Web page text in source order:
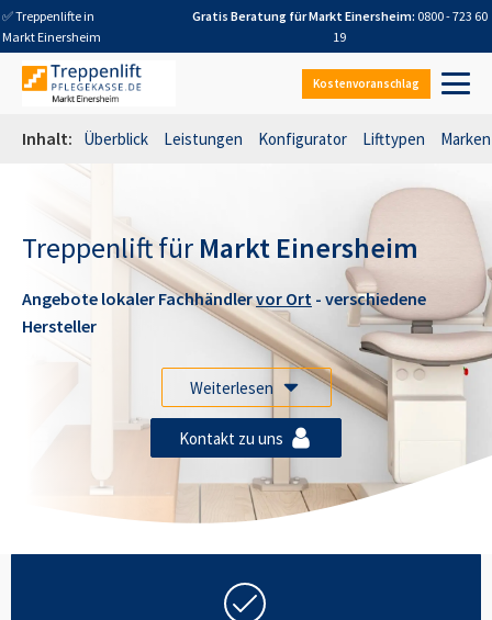
✅ Treppenlifte in
Markt Einersheim
Gratis Beratung fürMarkt Einersheim: 0800 - 723 60
19
Kostenvoranschlag
Inhalt: Überblick Leistungen Konfigurator Lifttypen Marken
Treppenlift für Markt Einersheim
Angebote lokaler Fachhändlervor Ort - verschiedene
Hersteller
Weiterlesen
Kontakt zu uns